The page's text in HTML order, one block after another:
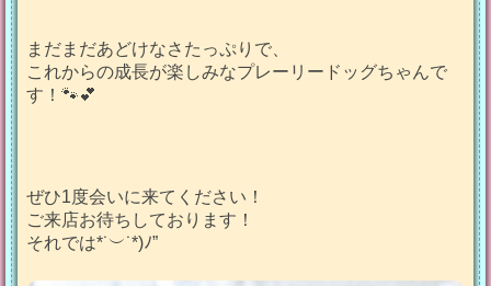
まだまだあどけなさたっぷりで、
これからの成長が楽しみなプレーリードッグちゃんで
す！🐾💕
ぜひ1度会いに来てください！
ご来店お待ちしております！
それでは*˙︶˙*)ﾉ”